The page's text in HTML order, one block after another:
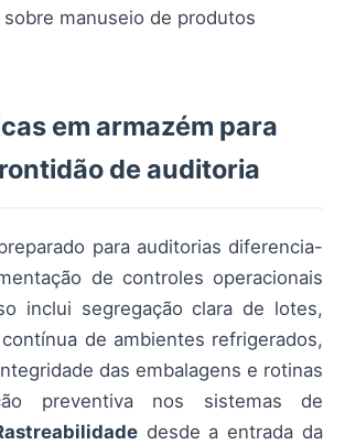
manuseio de produtos
em armazém para
de auditoria
para auditorias diferencia-
de controles operacionais
inclui segregação clara de lotes,
de ambientes refrigerados,
das embalagens e rotinas
preventiva nos sistemas de
desde a entrada da